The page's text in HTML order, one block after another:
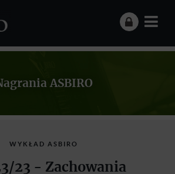
ASBIRO
WYKŁAD ASBIRO
23 - Zachowania